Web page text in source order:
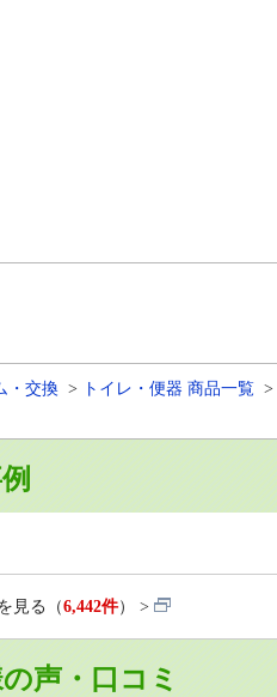
・交換 トイレ・便器 商品一覧
見る （6,442件）
声・口コミ